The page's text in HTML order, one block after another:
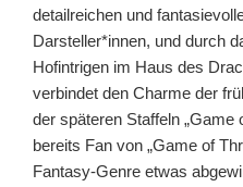
detailreichen und
Darsteller*innen, und durch
Hofintrigen im Haus des
verbindet den Charme der
der späteren Staffeln „Game
bereits Fan von „Game of
Fantasy-Genre etwas